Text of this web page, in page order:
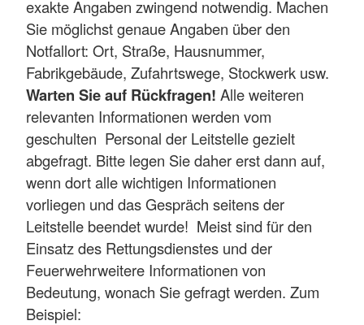
exakte Angaben zwingend notwendig. Machen
Sie möglichst genaue Angaben über den
Notfallort: Ort, Straße, Hausnummer,
Fabrikgebäude, Zufahrtswege, Stockwerk usw.
Warten Sie auf Rückfragen! Alle weiteren
relevanten Informationen werden vom
geschulten Personal der Leitstelle gezielt
abgefragt. Bitte legen Sie daher erst dann auf,
wenn dort alle wichtigen Informationen
vorliegen und das Gespräch seitens der
Leitstelle beendet wurde! Meist sind für den
Einsatz des Rettungsdienstes und der
Feuerwehrweitere Informationen von
Bedeutung, wonach Sie gefragt werden. Zum
Beispiel: